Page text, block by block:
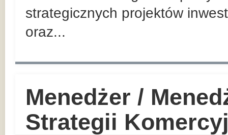
strategicznych projektów
oraz...
Menedżer /
Strategii